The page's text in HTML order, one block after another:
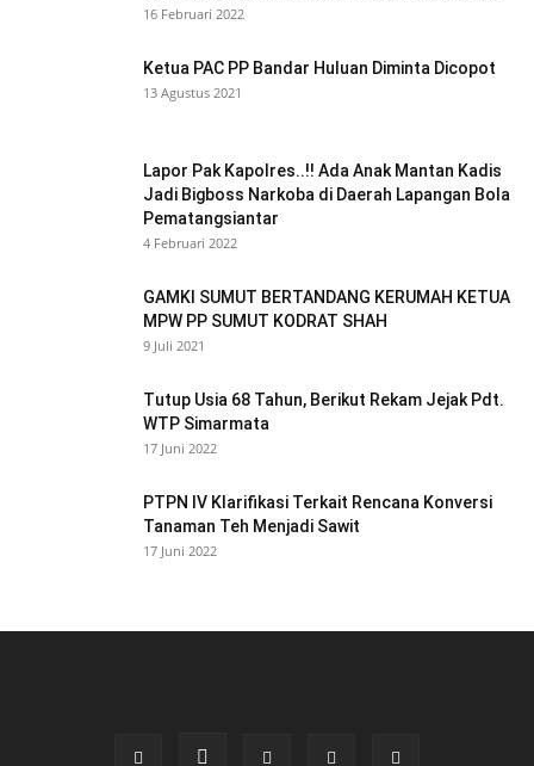
16 Februari 2022
Ketua PAC PP Bandar Huluan Diminta Dicopot
13 Agustus 2021
Lapor Pak Kapolres..!! Ada Anak Mantan Kadis
Jadi Bigboss Narkoba di Daerah Lapangan Bola
Pematangsiantar
4 Februari 2022
GAMKI SUMUT BERTANDANG KERUMAH KETUA
MPW PP SUMUT KODRAT SHAH
9 Juli 2021
Tutup Usia 68 Tahun, Berikut Rekam Jejak Pdt.
WTP Simarmata
17 Juni 2022
PTPN IV Klarifikasi Terkait Rencana Konversi
Tanaman Teh Menjadi Sawit
17 Juni 2022